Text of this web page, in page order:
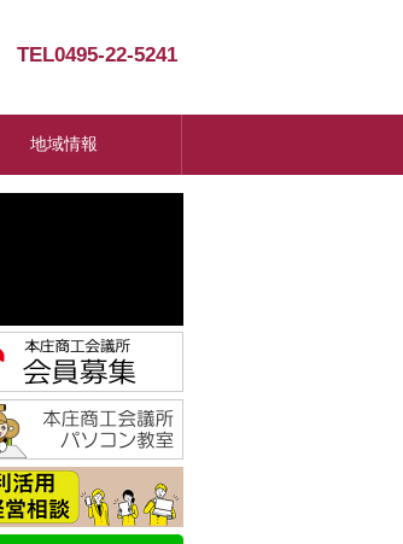
TEL0495-22-5241
地域情報